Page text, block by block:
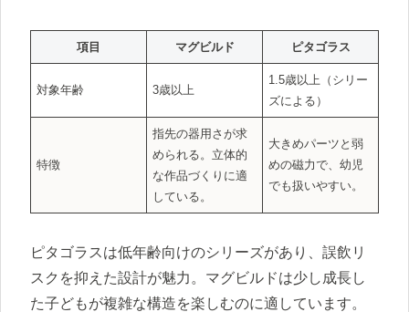
項目 マグビルド ピタゴラス
対象年齢 3歳以上
1.5歳以上（シリー
ズによる）
特徴
指先の器用さが求
められる。立体的
な作品づくりに適
している。
大きめパーツと弱
めの磁力で、幼児
でも扱いやすい。
ピタゴラスは低年齢向けのシリーズがあり、誤飲リ
スクを抑えた設計が魅力。マグビルドは少し成長し
た子どもが複雑な構造を楽しむのに適しています。